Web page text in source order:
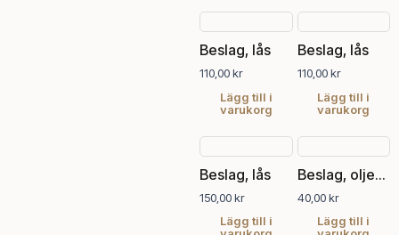
Beslag, lås
110,00kr
Lägg till i
varukorg
Beslag, lås
110,00kr
Lägg till i
varukorg
Beslag, lås
150,00kr
Lägg till i
Beslag, oljebränd plattjärnskrok, 10 cm
40,00kr
Lägg till i